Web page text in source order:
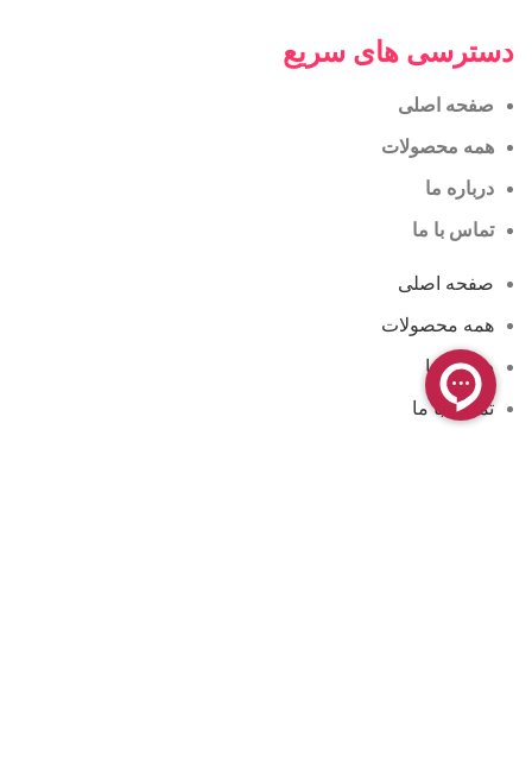
دسترسی های سریع
صفحه اصلی
همه محصولات
درباره ما
تماس با ما
صفحه اصلی
همه محصولات
درباره ما
تماس با ما